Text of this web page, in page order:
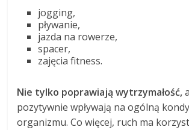
jogging,
pływanie,
jazda na rowerze,
spacer,
zajęcia fitness.
Nie tylko poprawiają wytrzymałość,
pozytywnie wpływają na ogólną
organizmu. Co więcej, ruch ma